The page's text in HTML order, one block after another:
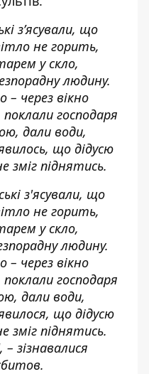
з’ясували, що
не горить,
у скло,
людину.
– через вікно
господаря
дали води,
що дідусю
зміг піднятись.
з'ясували, що
не горить,
у скло,
людину.
– через вікно
господаря
дали води,
що дідусю
зміг піднятись.
зізнавалися